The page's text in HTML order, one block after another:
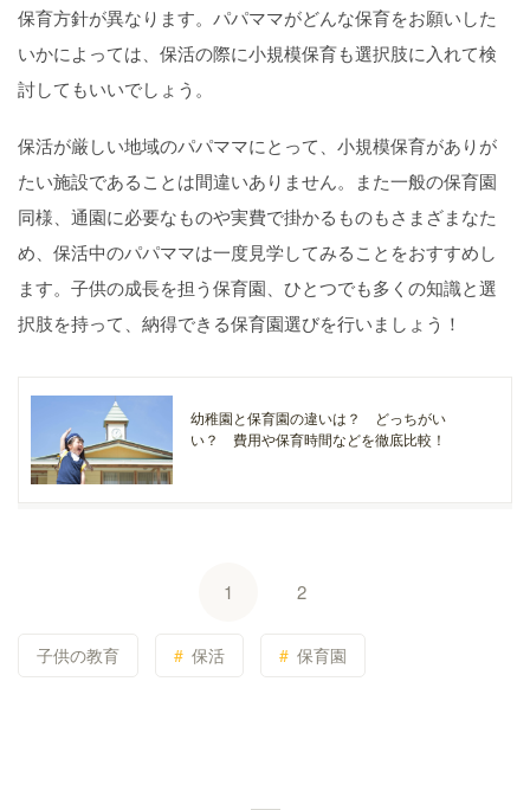
保育方針が異なります。パパママがどんな保育をお願いした
いかによっては、保活の際に小規模保育も選択肢に入れて検
討してもいいでしょう。
保活が厳しい地域のパパママにとって、小規模保育がありが
たい施設であることは間違いありません。また一般の保育園
同様、通園に必要なものや実費で掛かるものもさまざまなた
め、保活中のパパママは一度見学してみることをおすすめし
ます。子供の成長を担う保育園、ひとつでも多くの知識と選
択肢を持って、納得できる保育園選びを行いましょう！
幼稚園と保育園の違いは？ どっちがい
い？ 費用や保育時間などを徹底比較！
1 2
子供の教育 保活 保育園